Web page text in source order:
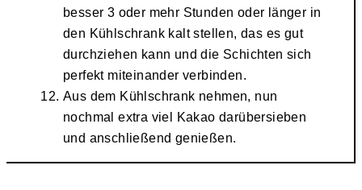
besser 3 oder mehr Stunden oder länger in
den Kühlschrank kalt stellen, das es gut
durchziehen kann und die Schichten sich
perfekt miteinander verbinden.
Aus dem Kühlschrank nehmen, nun
nochmal extra viel Kakao darübersieben
und anschließend genießen.